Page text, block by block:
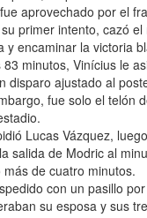
aprovechado por el
primer intento, cazó
y encaminar la victoria
minutos, Vinícius le
disparo ajustado al
fue solo el telón
Lucas Vázquez,
salida de Modric al
de cuatro minutos.
con un pasillo
su esposa y sus